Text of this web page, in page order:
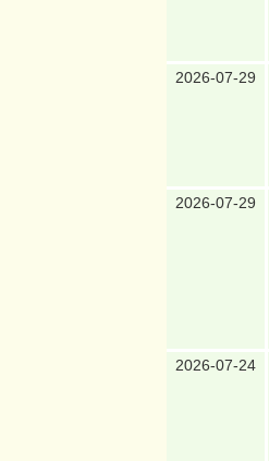
2026-07-29
2026-07-29
2026-07-24